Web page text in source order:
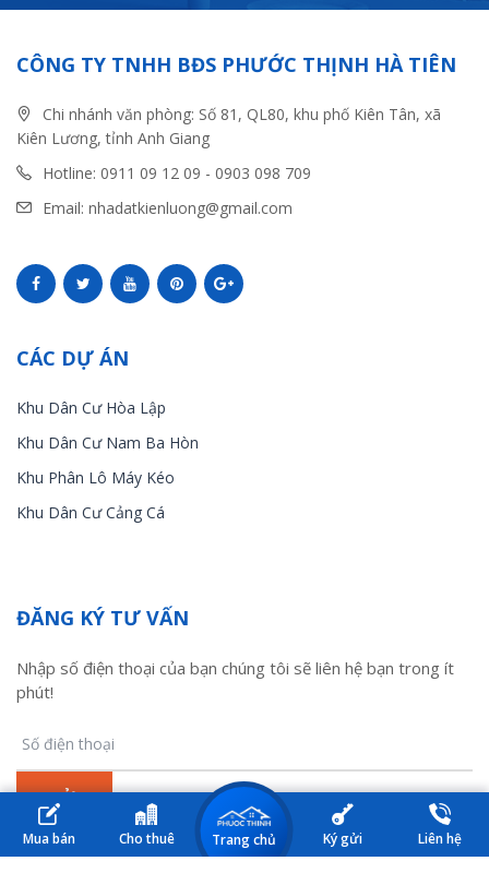
CÔNG TY TNHH BĐS PHƯỚC THỊNH HÀ TIÊN
Chi nhánh văn phòng: Số 81, QL80, khu phố Kiên Tân, xã
Kiên Lương, tỉnh Anh Giang
Hotline: 0911 09 12 09 - 0903 098 709
Email: nhadatkienluong@gmail.com
Mua bán Cho thuê Trang chủ Ký gửi Liên hệ
CÁC DỰ ÁN
Khu Dân Cư Hòa Lập
Khu Dân Cư Nam Ba Hòn
Khu Phân Lô Máy Kéo
Khu Dân Cư Cảng Cá
ĐĂNG KÝ TƯ VẤN
Nhập số điện thoại của bạn chúng tôi sẽ liên hệ bạn trong ít
phút!